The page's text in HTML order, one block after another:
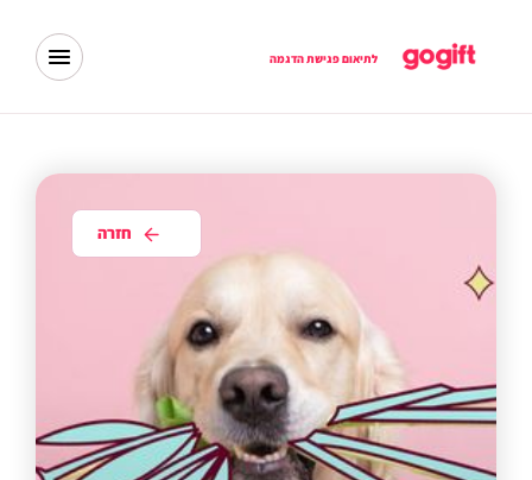
לתיאום פגישת הדגמה
חזרה